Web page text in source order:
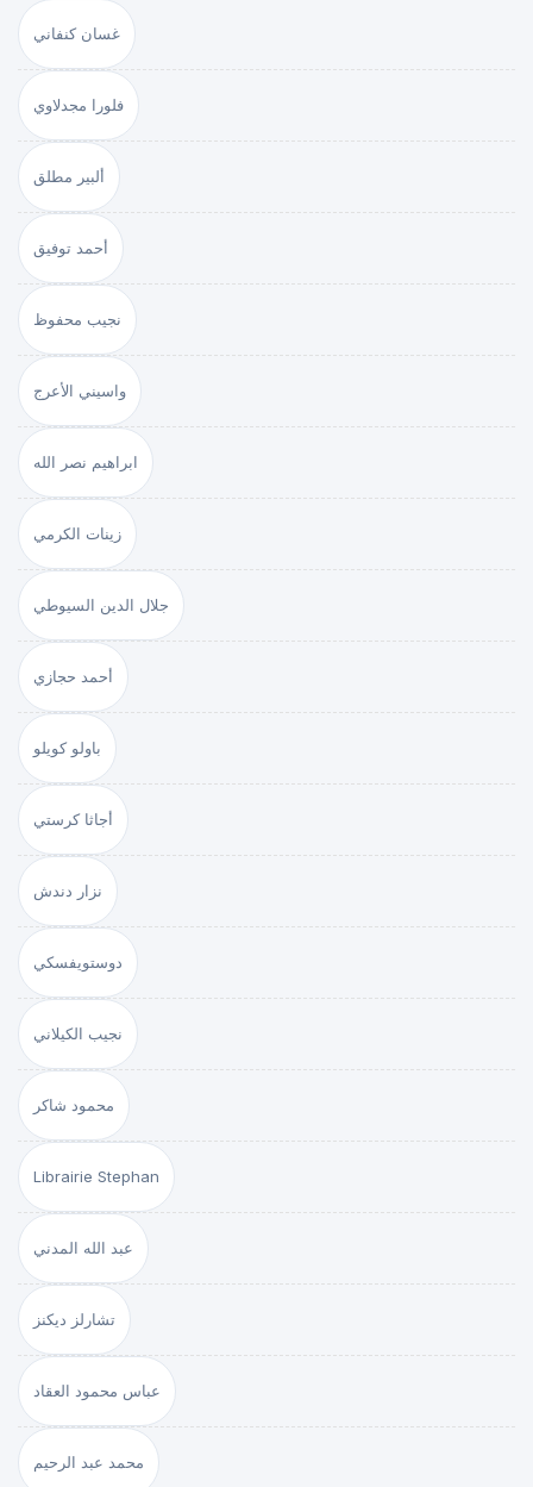
غسان كنفاني
فلورا مجدلاوي
ألبير مطلق
أحمد توفيق
نجيب محفوظ
واسيني الأعرج
ابراهيم نصر الله
زينات الكرمي
جلال الدين السيوطي
أحمد حجازي
باولو كويلو
أجاثا كرستي
نزار دندش
دوستويفسكي
نجيب الكيلاني
محمود شاكر
Librairie Stephan
عبد الله المدني
تشارلز ديكنز
عباس محمود العقاد
محمد عبد الرحيم